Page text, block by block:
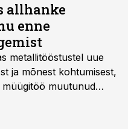
allhanke
enne
metallitööstustel uue
ja mõnest kohtumisest,
muutunud